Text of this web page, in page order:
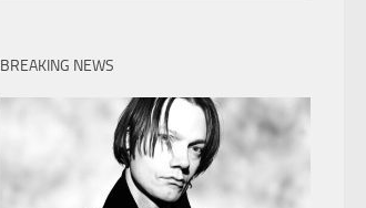
BREAKING NEWS